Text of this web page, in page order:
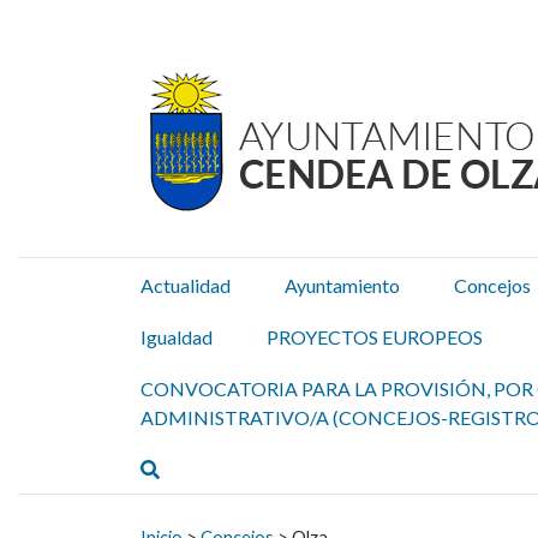
Actualidad Ayuntamiento Concejos
Igualdad PROYECTOS EUROPEOS
CONVOCATORIA PARA LA PROVISIÓN,
ADMINISTRATIVO/A (CONCEJOS-